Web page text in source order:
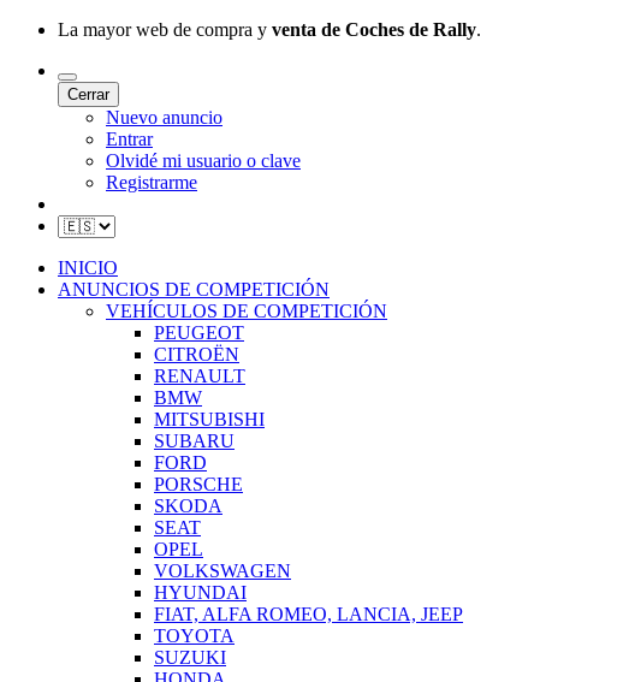
La mayor web de compra y venta de Coches de Rally.
Cerrar
Nuevo anuncio
Entrar
Olvidé mi usuario o clave
Registrarme
INICIO
ANUNCIOS DE COMPETICIÓN
VEHÍCULOS DE COMPETICIÓN
PEUGEOT
CITROËN
RENAULT
BMW
MITSUBISHI
SUBARU
FORD
PORSCHE
SKODA
SEAT
OPEL
VOLKSWAGEN
HYUNDAI
FIAT, ALFA ROMEO, LANCIA, JEEP
TOYOTA
SUZUKI